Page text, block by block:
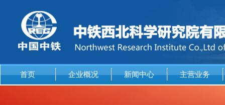
首页 企业概况 新闻中心 主营业务